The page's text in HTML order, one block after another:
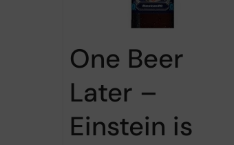
One Beer
Later –
Einstein is